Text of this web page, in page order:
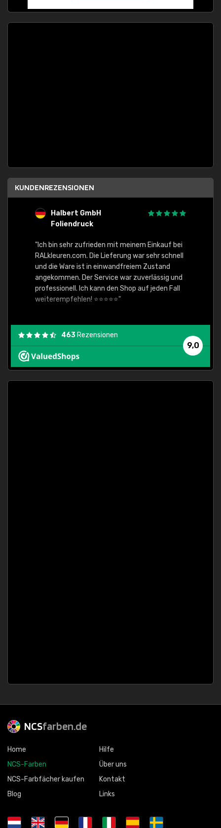
KUNDENREZENSIONEN
Halbert GmbH
Foliendruck
"Ich bin sehr zufrieden mit meinem Einkauf bei
RALkleuren.com. Die Lieferung war sehr schnell
und die Ware ist in einwandfreiem Zustand
angekommen. Der Service war zuverlässig und
professionell. Ich kann den Shop auf jeden Fall
weiterempfehlen! ⭐⭐⭐⭐⭐"
9,0
463 Rezensionen
NCSfarben.de
Home
NCS-Farben
NCS-Farbfächer kaufen
Blog
Hilfe
Über uns
Kontakt
Links